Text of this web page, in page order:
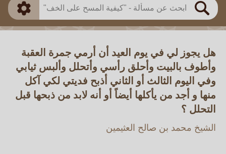
بحث
هل يجوز لي في يوم العيد أن أرمي جمرة العقبة
وأطوف بالبيت وأحلق رأسي وأتحلل وألبس ثيابي
وفي اليوم الثالث أو الثاني أذبح فديتي لكي آكل
منها و أجد من يأكلها أيضاً أو أنه لابد من ذبحها قبل
التحلل ؟
الشيخ محمد بن صالح العثيمين